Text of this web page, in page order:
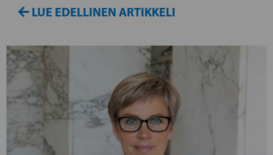
LUE EDELLINEN ARTIKKELI